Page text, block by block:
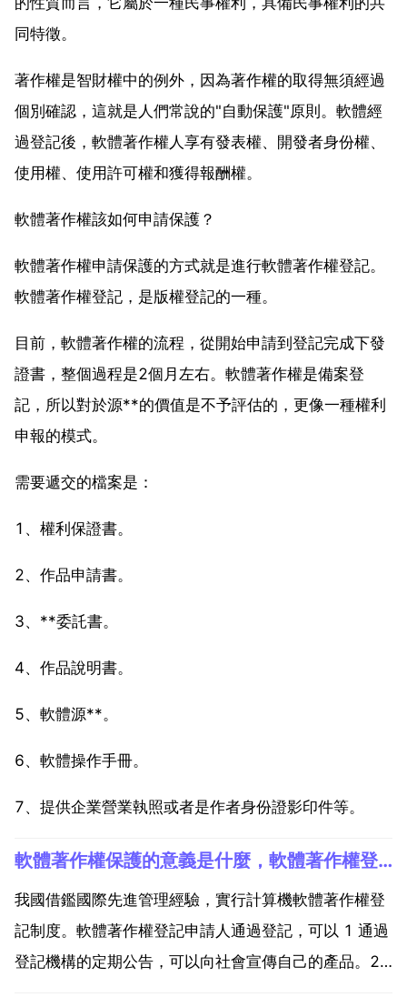
同特徵。
著作權是智財權中的例外，因為著作權的取得無須經過
個別確認，這就是人們常說的"自動保護"原則。軟體經
過登記後，軟體著作權人享有發表權、開發者身份權、
使用權、使用許可權和獲得報酬權。
軟體著作權該如何申請保護？
軟體著作權申請保護的方式就是進行軟體著作權登記。
軟體著作權登記，是版權登記的一種。
目前，軟體著作權的流程，從開始申請到登記完成下發
證書，整個過程是2個月左右。軟體著作權是備案登
記，所以對於源**的價值是不予評估的，更像一種權利
申報的模式。
需要遞交的檔案是：
1、權利保證書。
2、作品申請書。
3、**委託書。
4、作品說明書。
5、軟體源**。
6、軟體操作手冊。
7、提供企業營業執照或者是作者身份證影印件等。
軟體著作權保護的意義是什麼，軟體著作權登記有什麼意義
我國借鑑國際先進管理經驗，實行計算機軟體著作權登
記制度。軟體著作權登記申請人通過登記，可以 1 通過
登記機構的定期公告，可以向社會宣傳自己的產品。2